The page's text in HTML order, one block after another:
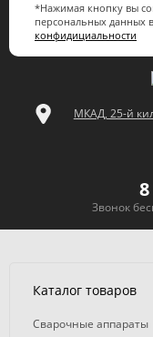
*Нажимая кнопку вы
персональных данных в
конфидициальности
МКАД, 25-й
Звонок
Каталог товаров
Сварочные аппараты